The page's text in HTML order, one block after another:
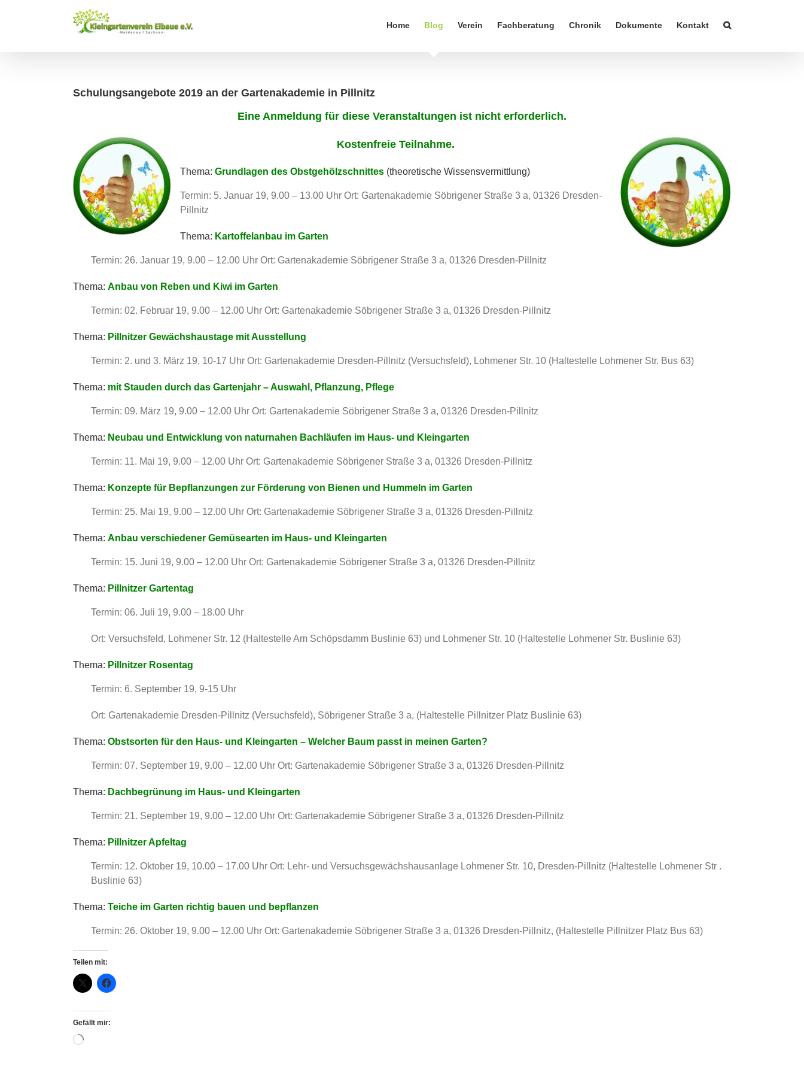
Home Blog Verein Fachberatung Chronik Dokumente Kontakt
Schulungsangebote 2019 an der Gartenakademie in Pillnitz
Eine Anmeldung für diese Veranstaltungen ist nicht erforderlich.
Kostenfreie Teilnahme.
Thema: Grundlagen des Obstgehölzschnittes (theoretische Wissensvermittlung)
Termin: 5. Januar 19, 9.00 – 13.00 Uhr Ort: Gartenakademie Söbrigener Straße 3 a, 01326 Dresden-
Pillnitz
Thema: Kartoffelanbau im Garten
Termin: 26. Januar 19, 9.00 – 12.00 Uhr Ort: Gartenakademie Söbrigener Straße 3 a, 01326 Dresden-Pillnitz
Thema: Anbau von Reben und Kiwi im Garten
Termin: 02. Februar 19, 9.00 – 12.00 Uhr Ort: Gartenakademie Söbrigener Straße 3 a, 01326 Dresden-Pillnitz
Thema: Pillnitzer Gewächshaustage mit Ausstellung
Termin: 2. und 3. März 19, 10-17 Uhr Ort: Gartenakademie Dresden-Pillnitz (Versuchsfeld), Lohmener Str. 10 (Haltestelle Lohmener Str. Bus 63)
Thema: mit Stauden durch das Gartenjahr – Auswahl, Pflanzung, Pflege
Termin: 09. März 19, 9.00 – 12.00 Uhr Ort: Gartenakademie Söbrigener Straße 3 a, 01326 Dresden-Pillnitz
Thema: Neubau und Entwicklung von naturnahen Bachläufen im Haus- und Kleingarten
Termin: 11. Mai 19, 9.00 – 12.00 Uhr Ort: Gartenakademie Söbrigener Straße 3 a, 01326 Dresden-Pillnitz
Thema: Konzepte für Bepflanzungen zur Förderung von Bienen und Hummeln im Garten
Termin: 25. Mai 19, 9.00 – 12.00 Uhr Ort: Gartenakademie Söbrigener Straße 3 a, 01326 Dresden-Pillnitz
Thema: Anbau verschiedener Gemüsearten im Haus- und Kleingarten
Termin: 15. Juni 19, 9.00 – 12.00 Uhr Ort: Gartenakademie Söbrigener Straße 3 a, 01326 Dresden-Pillnitz
Thema: Pillnitzer Gartentag
Termin: 06. Juli 19, 9.00 – 18.00 Uhr
Ort: Versuchsfeld, Lohmener Str. 12 (Haltestelle Am Schöpsdamm Buslinie 63) und Lohmener Str. 10 (Haltestelle Lohmener Str. Buslinie 63)
Thema: Pillnitzer Rosentag
Termin: 6. September 19, 9-15 Uhr
Ort: Gartenakademie Dresden-Pillnitz (Versuchsfeld), Söbrigener Straße 3 a, (Haltestelle Pillnitzer Platz Buslinie 63)
Thema: Obstsorten für den Haus- und Kleingarten – Welcher Baum passt in meinen Garten?
Termin: 07. September 19, 9.00 – 12.00 Uhr Ort: Gartenakademie Söbrigener Straße 3 a, 01326 Dresden-Pillnitz
Thema: Dachbegrünung im Haus- und Kleingarten
Termin: 21. September 19, 9.00 – 12.00 Uhr Ort: Gartenakademie Söbrigener Straße 3 a, 01326 Dresden-Pillnitz
Thema: Pillnitzer Apfeltag
Termin: 12. Oktober 19, 10.00 – 17.00 Uhr Ort: Lehr- und Versuchsgewächshausanlage Lohmener Str. 10, Dresden-Pillnitz (Haltestelle Lohmener Str .
Buslinie 63)
Thema: Teiche im Garten richtig bauen und bepflanzen
Termin: 26. Oktober 19, 9.00 – 12.00 Uhr Ort: Gartenakademie Söbrigener Straße 3 a, 01326 Dresden-Pillnitz, (Haltestelle Pillnitzer Platz Bus 63)
Teilen mit:
Gefällt mir:
Wird